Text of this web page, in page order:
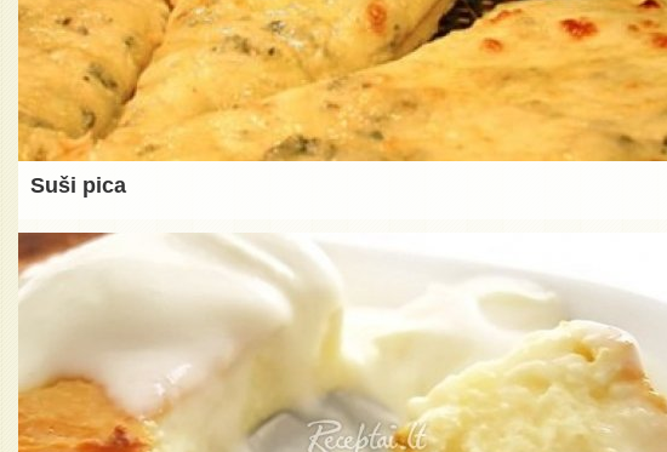
Suši pica